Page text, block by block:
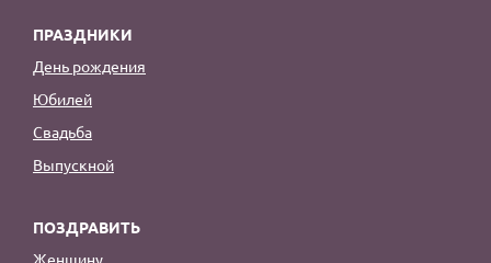
ПРАЗДНИКИ
День рождения
Юбилей
Свадьба
Выпускной
ПОЗДРАВИТЬ
Женщину